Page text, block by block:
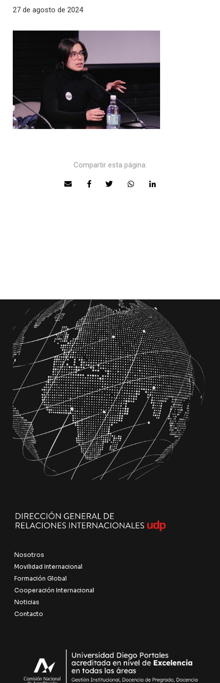
27 de agosto de 2024
Compartir esta página:
Nosotros
Movilidad Internacional
Formación Global
Cooperación Internacional
Noticias
Contacto